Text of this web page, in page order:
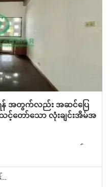
န် အတွက်လည်း အဆင်ပြေ
င့်တော်သော လုံးချင်းအိမ်အ
6300 စတုရန်းပေ